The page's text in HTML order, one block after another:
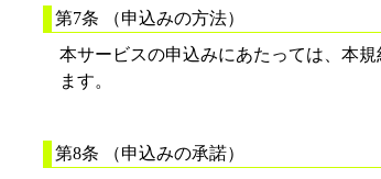
第7条 （申込みの方法）
本サービスの申込みにあたっては、本
ます。
第8条 （申込みの承諾）